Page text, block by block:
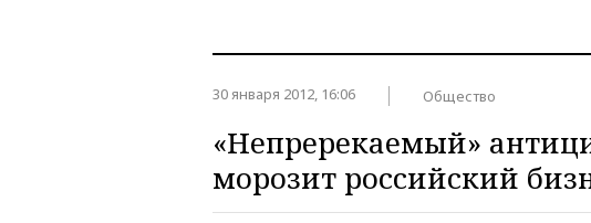
30 января 2012, 16:06 Общество
«Непререкаемый»
морозит российский